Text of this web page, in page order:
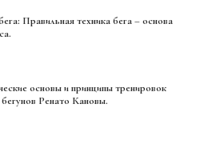
Ренато Кановы.